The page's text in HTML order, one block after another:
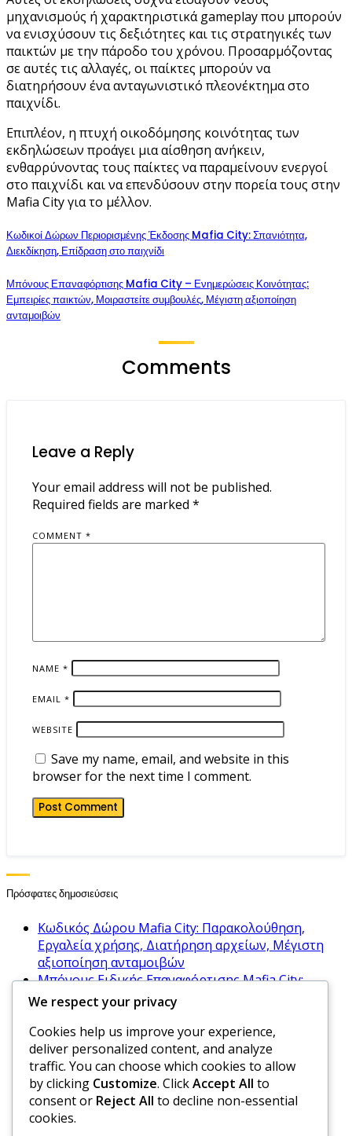
μηχανισμούς ή χαρακτηριστικά gameplay που μπορούν
να ενισχύσουν τις δεξιότητες και τις στρατηγικές των
παικτών με την πάροδο του χρόνου. Προσαρμόζοντας
σε αυτές τις αλλαγές, οι παίκτες μπορούν να
διατηρήσουν ένα ανταγωνιστικό πλεονέκτημα στο
παιχνίδι.
Επιπλέον, η πτυχή οικοδόμησης κοινότητας των
εκδηλώσεων προάγει μια αίσθηση ανήκειν,
ενθαρρύνοντας τους παίκτες να παραμείνουν ενεργοί
στο παιχνίδι και να επενδύσουν στην πορεία τους στην
Mafia City για το μέλλον.
Κωδικοί Δώρων Περιορισμένης Έκδοσης Mafia City: Σπανιότητα,
Διεκδίκηση, Επίδραση στο παιχνίδι
Μπόνους Επαναφόρτισης Mafia City – Ενημερώσεις Κοινότητας:
Εμπειρίες παικτών, Μοιραστείτε συμβουλές, Μέγιστη αξιοποίηση
ανταμοιβών
Comments
Leave a Reply
Your email address will not be published.
Required fields are marked *
COMMENT *
NAME *
EMAIL *
WEBSITE
Save my name, email, and website in this
browser for the next time I comment.
Πρόσφατες δημοσιεύσεις
Κωδικός Δώρου Mafia City: Παρακολούθηση,
Εργαλεία χρήσης, Διατήρηση αρχείων, Μέγιστη
αξιοποίηση ανταμοιβών
Μπόνους Ειδικής Επαναφόρτισης Mafia City:
Προσφορές περιορισμένου χρόνου,
Επιλεξιμότητα, Στρατηγικές διεκδίκησης
Κωδικοί Δώρων Πόρων Mafia City: Διαθέσιμοι
τύποι, Διαδικασία εξαργύρωσης, Οφέλη
Σύγκριση Ορόσημων Εκδηλώσεων Mafia City:
Διάφορες εκδηλώσεις, Ανταμοιβές, Ποιες να
επιλέξετε
Μαφία Πόλη Αποκλειστικά Μπόνους
We respect your privacy
Cookies help us improve your experience,
deliver personalized content, and analyze
traffic. You can choose which cookies to allow
by clicking Customize. ClickAccept All to
consent or Reject All to decline non-essential
cookies.